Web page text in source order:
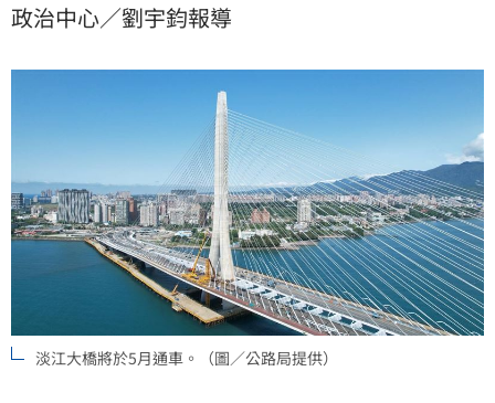
政治中心／劉宇鈞報導
淡江大橋將於5月通車。（圖／公路局提供）